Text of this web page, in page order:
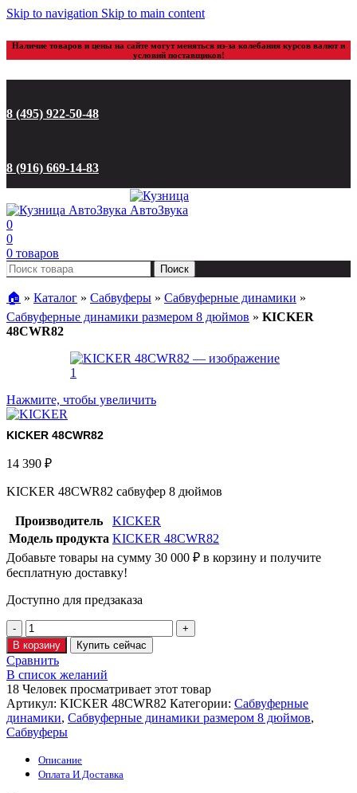
Skip to navigation Skip to main content
Наличие товаров и цены на сайте могут меняться из-за колебания курсов валют и
условий поставщиков!
8 (495) 922-50-48
8 (916) 669-14-83
0
0
0 товаров
Поиск
🏠︎ » Каталог » Сабвуферы » Сабвуферные динамики »
Сабвуферные динамики размером 8 дюймов » KICKER
48CWR82
Нажмите, чтобы увеличить
KICKER 48CWR82
14 390 ₽
KICKER 48CWR82 сабвуфер 8 дюймов
Производитель
KICKER
Модель продукта KICKER 48CWR82
Добавьте товары на сумму 30 000 ₽ в корзину и получите
бесплатную доставку!
Доступно для предзаказа
В корзину Купить сейчас
Сравнить
В список желаний
18 Человек просматривает этот товар
Артикул: KICKER 48CWR82 Категории: Сабвуферные
динамики, Сабвуферные динамики размером 8 дюймов,
Сабвуферы
Описание
Оплата И Доставка